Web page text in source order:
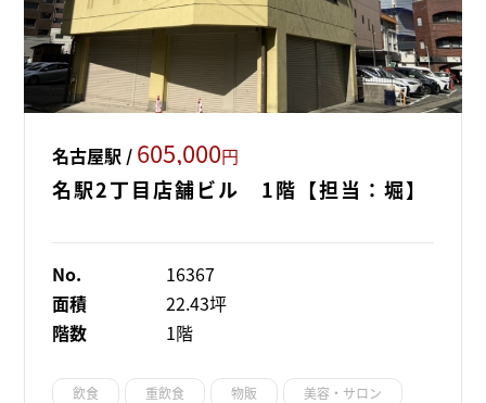
名古屋駅 / 605,000円
名駅2丁目店舗ビル 1階【担当：堀】
No.
16367
面積
22.43坪
階数
1階
飲食 重飲食 物販
美容・サロン